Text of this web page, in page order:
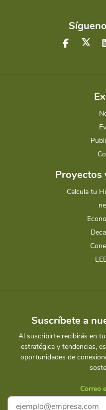
Proyectos
Calcula tu
Suscríbete a
Al suscribirte recibirás en
estratégica y tendencias,
oportunidades de
Correo